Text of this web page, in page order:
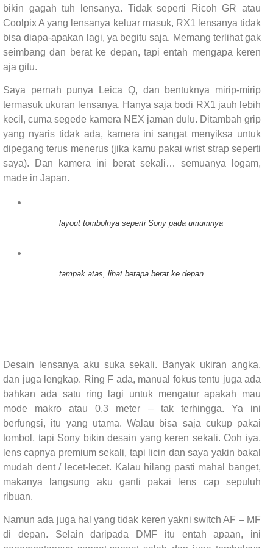
bikin gagah tuh lensanya. Tidak seperti Ricoh GR atau
Coolpix A yang lensanya keluar masuk, RX1 lensanya tidak
bisa diapa-apakan lagi, ya begitu saja. Memang terlihat gak
seimbang dan berat ke depan, tapi entah mengapa keren
aja gitu.
Saya pernah punya Leica Q, dan bentuknya mirip-mirip
termasuk ukuran lensanya. Hanya saja bodi RX1 jauh lebih
kecil, cuma segede kamera NEX jaman dulu. Ditambah grip
yang nyaris tidak ada, kamera ini sangat menyiksa untuk
dipegang terus menerus (jika kamu pakai wrist strap seperti
saya). Dan kamera ini berat sekali… semuanya logam,
made in Japan.
layout tombolnya seperti Sony pada umumnya
tampak atas, lihat betapa berat ke depan
Desain lensanya aku suka sekali. Banyak ukiran angka,
dan juga lengkap. Ring F ada, manual fokus tentu juga ada
bahkan ada satu ring lagi untuk mengatur apakah mau
mode makro atau 0.3 meter – tak terhingga. Ya ini
berfungsi, itu yang utama. Walau bisa saja cukup pakai
tombol, tapi Sony bikin desain yang keren sekali. Ooh iya,
lens capnya premium sekali, tapi licin dan saya yakin bakal
mudah dent / lecet-lecet. Kalau hilang pasti mahal banget,
makanya langsung aku ganti pakai lens cap sepuluh
ribuan.
Namun ada juga hal yang tidak keren yakni switch AF – MF
di depan. Selain daripada DMF itu entah apaan, ini